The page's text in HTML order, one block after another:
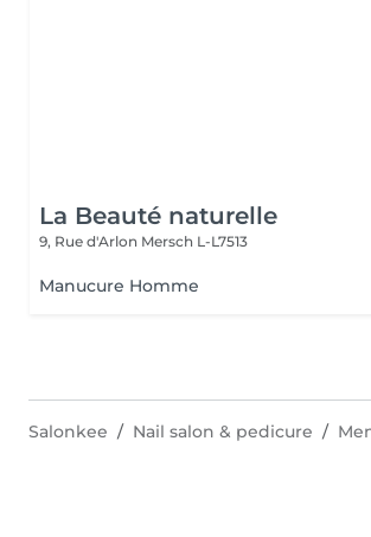
La Beauté naturelle
9, Rue d'Arlon Mersch L-L7513
Manucure Homme
Salonkee Nail salon & pedicure